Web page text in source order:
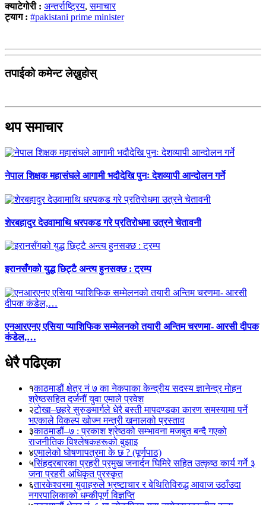
क्याटेगोरी : अन्तर्राष्ट्रिय,समाचार
ट्याग : #pakistani prime minister
तपाईको कमेन्ट लेख्नुहोस्
थप समाचार
नेपाल शिक्षक महासंघले आगामी भदौदेखि पुनः देशव्यापी आन्दोलन गर्ने
शेरबहादुर देउवामाथि धरपकड गरे प्रतिरोधमा उत्रने चेतावनी
इरानसँगको युद्ध छिट्टै अन्त्य हुनसक्छ : ट्रम्प
एनआरएनए एसिया प्याशिफिक सम्मेलनको तयारी अन्तिम चरणमा- आरसी दीपक
कंडेल,…
धेरै पढिएका
१काठमाडौं क्षेत्र नं ७ का नेकपाका केन्द्रीय सदस्य ज्ञानेन्द्र मोहन
श्रेष्ठसहित दर्जनौं युवा एमाले प्रवेश
२टोखा–छहरे सुरुङमार्गले धेरै बस्ती मापदण्डका कारण समस्यामा पर्ने
भएकाले विकल्प खोज्न मन्त्री खनालको प्रस्ताव
३काठमाडौं–७ : प्रकाश श्रेष्ठको सम्भावना मजबुत बन्दै गएको
राजनीतिक विश्लेषकहरूको बुझाइ
४एमालेको घोषणापत्रमा के छ ? (पूर्णपाठ)
५सिंहदरबारका प्रहरी प्रमुख जनार्दन घिमिरे सहित उत्कृष्ठ कार्य गर्ने ३
जना प्रहरी अधिकृत पुरस्कृत
६तारकेश्वरमा युवाहरुले भ्रष्टाचार र बेथितिविरुद्ध आवाज उठाँउदा
नगरपालिकाको धम्कीपूर्ण विज्ञप्ति